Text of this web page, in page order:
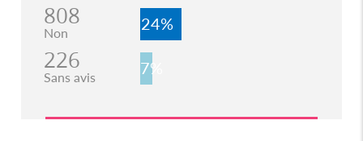
808
Non 24%
226
Sans avis 7%